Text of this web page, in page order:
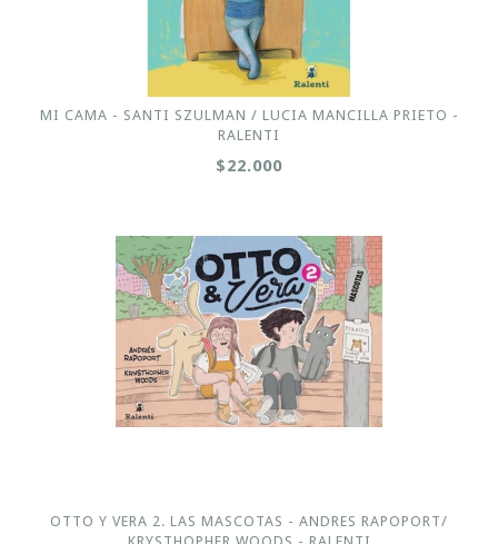
MI CAMA - SANTI SZULMAN / LUCIA MANCILLA PRIETO -
RALENTI
$22.000
OTTO Y VERA 2. LAS MASCOTAS - ANDRES RAPOPORT/